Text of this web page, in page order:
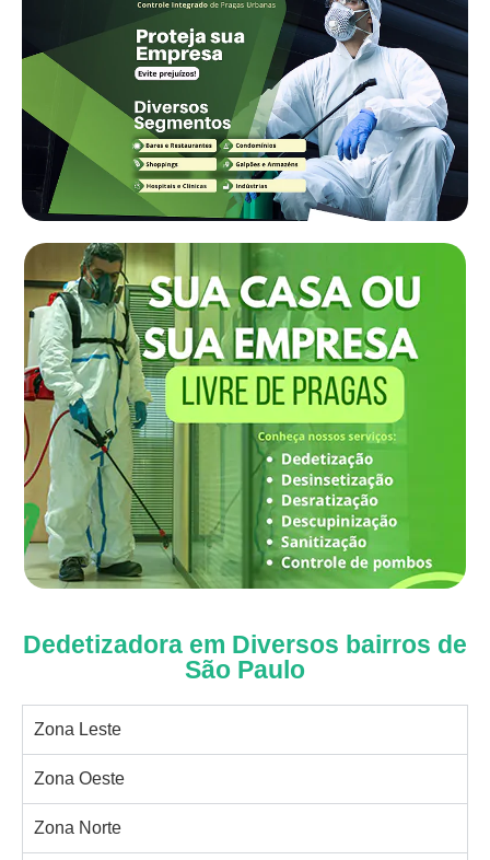
Dedetizadora em Diversos bairros de
São Paulo
Zona Leste
Zona Oeste
Zona Norte